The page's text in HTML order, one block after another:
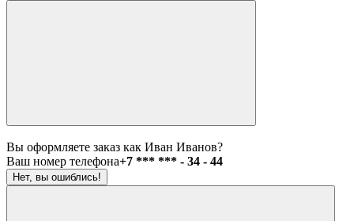
Вы оформляете заказ как Иван Иванов?
Ваш номер телефона+7 *** *** - 34 - 44
Нет, вы ошиблись!